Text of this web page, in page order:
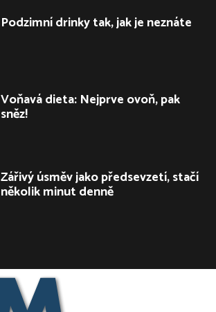
Podzimní drinky tak, jak je neznáte
Voňavá dieta: Nejprve ovoň, pak
sněz!
Zářivý úsměv jako předsevzetí, stačí
několik minut denně